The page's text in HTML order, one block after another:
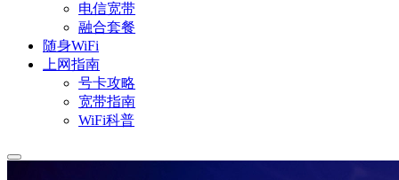
电信宽带
融合套餐
随身WiFi
上网指南
号卡攻略
宽带指南
WiFi科普